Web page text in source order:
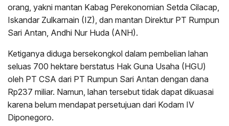
orang, yakni mantan Kabag Perekonomian Setda Cilacap,
Iskandar Zulkarnain (IZ), dan mantan Direktur PT Rumpun
Sari Antan, Andhi Nur Huda (ANH).
Ketiganya diduga bersekongkol dalam pembelian lahan
seluas 700 hektare berstatus Hak Guna Usaha (HGU)
oleh PT CSA dari PT Rumpun Sari Antan dengan dana
Rp237 miliar. Namun, lahan tersebut tidak dapat dikuasai
karena belum mendapat persetujuan dari Kodam IV
Diponegoro.